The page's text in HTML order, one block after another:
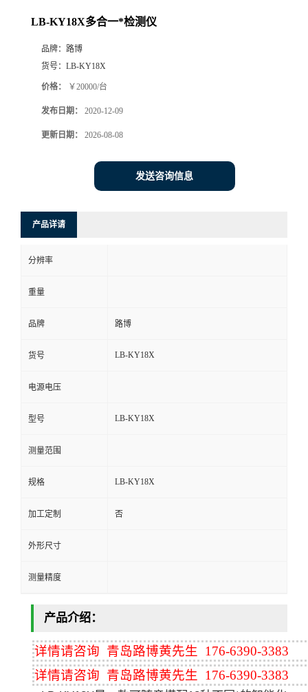
厅
系
言
LB-KY18X多合一*检测仪
品牌： 路博
货号： LB-KY18X
价格： ￥20000/台
发布日期： 2020-12-09
更新日期： 2026-08-08
发送咨询信息
产品详请
分辨率
重量
品牌 路博
货号 LB-KY18X
电源电压
型号 LB-KY18X
测量范围
规格 LB-KY18X
加工定制 否
外形尺寸
测量精度
产品介绍：
详情请咨询 青岛路博黄先生 176-6390-3383
详情请咨询 青岛路博黄先生 176-6390-3383